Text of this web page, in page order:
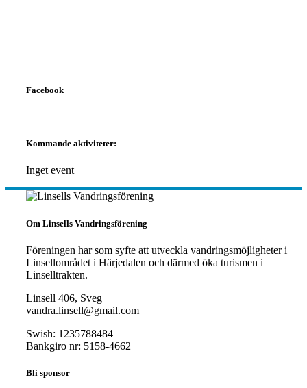
Facebook
Kommande aktiviteter:
Inget event
Om Linsells Vandringsförening
Föreningen har som syfte att utveckla vandringsmöjligheter i
Linsellområdet i Härjedalen och därmed öka turismen i
Linselltrakten.
Linsell 406, Sveg
vandra.linsell@gmail.com
Swish: 1235788484
Bankgiro nr: 5158-4662
Bli sponsor